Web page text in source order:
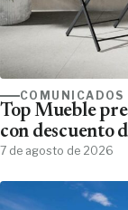
COMUNICADOS
Top Mueble
con descuento
7 de agosto de 2026